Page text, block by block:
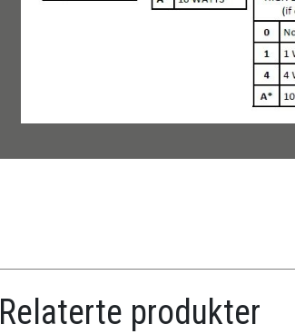
Relaterte produkter